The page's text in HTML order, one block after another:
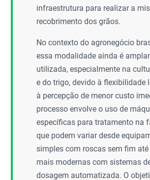
infraestrutura para realizar a
recobrimento dos grãos.
No contexto do agronegócio
essa modalidade ainda é
utilizada, especialmente na
e do trigo, devido à flexibilidade
à percepção de menor custo
processo envolve o uso de
específicas para tratamento na
que podem variar desde
simples com roscas sem fim
mais modernas com sistemas
dosagem automatizada. O